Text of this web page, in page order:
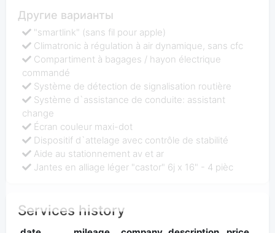
Другие варианты
"smartlink" (sans fil pour apple)
Climatronic à régulation à air dynamique, sans cfc
Compartiment à bagages / hayon électrique
commandé
Système de détection de signalisation routière
Système d`assistance de conduite: assistant
change
Écran couleur maxi-dot
Dispositif d`attelage avec contrôle de stabilité
Aide au stationnement av et ar
Jantes en alliage léger "castor" 6j x 16" - 4 pièc
Services history